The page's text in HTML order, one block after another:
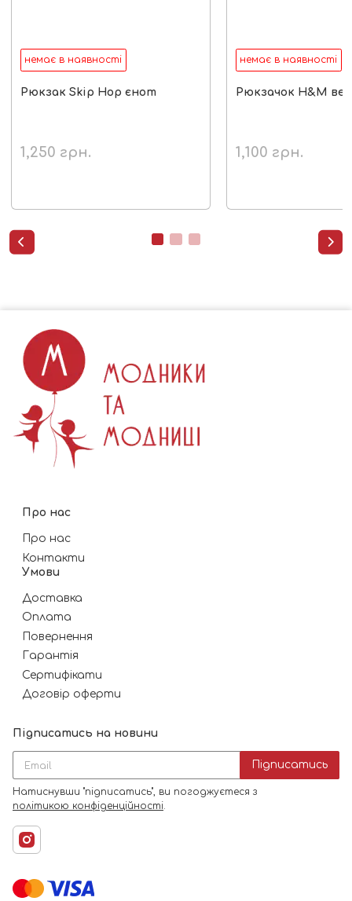
немає в наявності
Рюкзак Skip Hop єнот
1,250 грн.
немає в наявності
Рюкзачок H&M
1,100 грн.
 
Про нас
Про нас
Контакти
Умови
Доставка
Оплата
Повернення
Гарантія
Сертифікати
Договір оферти
Підписатись на новини
Підписатись
Натиснувши "підписатись", ви погоджуєтеся з
політикою конфіденційності.